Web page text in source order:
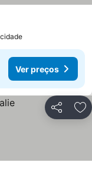
Ver preços
Partilhar